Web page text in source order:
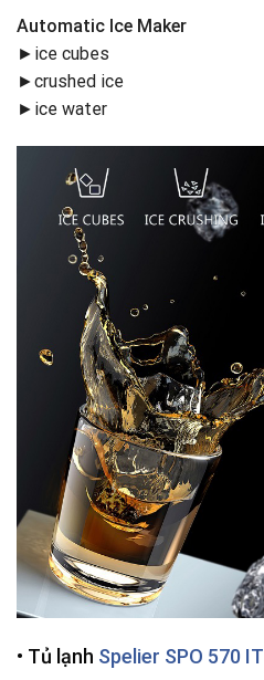
Automatic Ice Maker
►ice cubes
►crushed ice
►ice water
• Tủ lạnh Spelier SPO 570 IT